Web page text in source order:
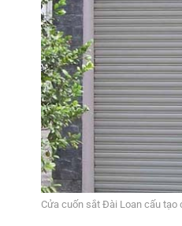
Cửa cuốn sắt Đài Loan cấu tạo